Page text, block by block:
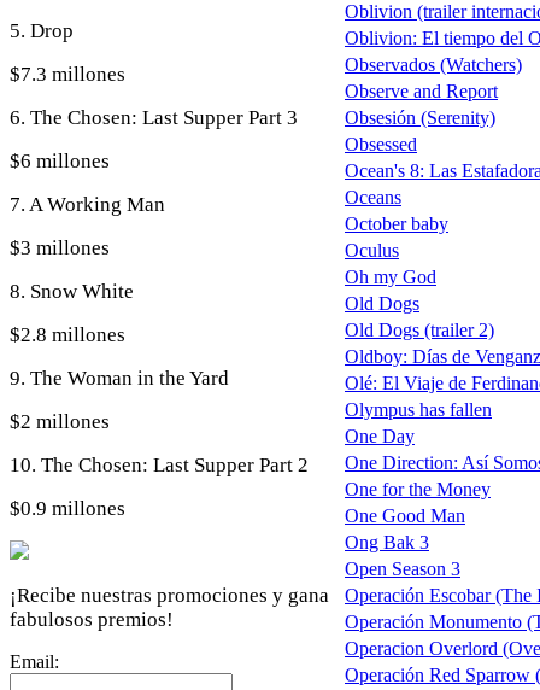
5. Drop
$7.3 millones
6. The Chosen: Last Supper Part 3
$6 millones
7. A Working Man
$3 millones
8. Snow White
$2.8 millones
9. The Woman in the Yard
$2 millones
10. The Chosen: Last Supper Part 2
$0.9 millones
¡Recibe nuestras promociones y gana
fabulosos premios!
Email:
Oblivion (trailer
Oblivion: El tiempo del
Observados (Watchers)
Observe and Report
Obsesión (Serenity)
Obsessed
Ocean's 8: Las
Oceans
October baby
Oculus
Oh my God
Old Dogs
Old Dogs (trailer 2)
Oldboy: Días de
Olé: El Viaje de
Olympus has fallen
One Day
One Direction: Así
One for the Money
One Good Man
Ong Bak 3
Open Season 3
Operación Escobar (The
Operación Monumento
Operacion Overlord
Operación Red Sparrow